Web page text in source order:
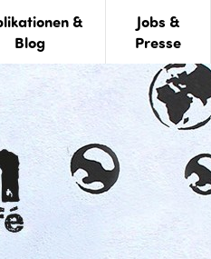
&
Blog
Jobs &
Presse